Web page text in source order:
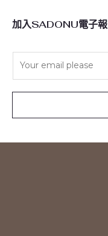
加入SADONU電子報